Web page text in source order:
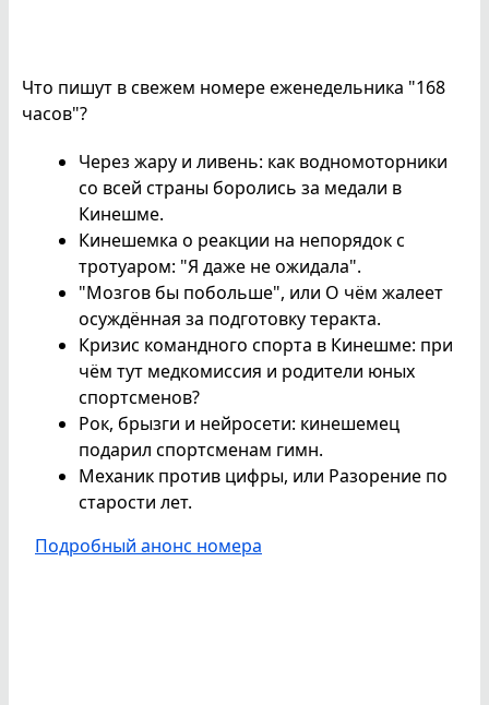
Что пишут в свежем номере еженедельника "168
часов"?
Через жару и ливень: как водномоторники
со всей страны боролись за медали в
Кинешме.
Кинешемка о реакции на непорядок с
тротуаром: "Я даже не ожидала".
"Мозгов бы побольше", или О чём жалеет
осуждённая за подготовку теракта.
Кризис командного спорта в Кинешме: при
чём тут медкомиссия и родители юных
спортсменов?
Рок, брызги и нейросети: кинешемец
подарил спортсменам гимн.
Механик против цифры, или Разорение по
старости лет.
Подробный анонс номера